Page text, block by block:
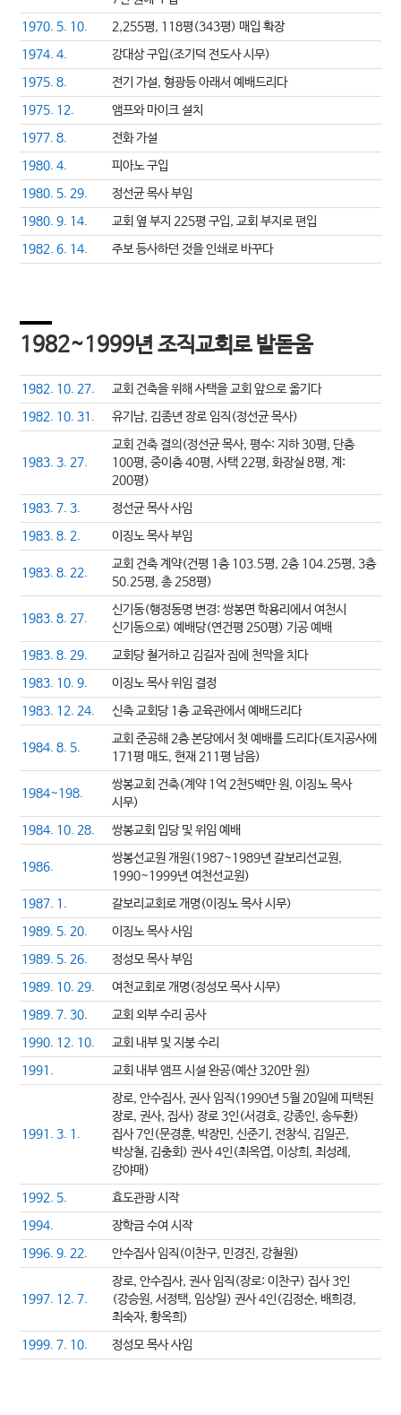
1970. 5. 10.
2,255평, 118평(343평) 매입 확장
1974. 4.
강대상 구입(조기덕 전도사 시무)
1975. 8.
전기 가설, 형광등 아래서 예배드리다
1975. 12.
앰프와 마이크 설치
1977. 8.
전화 가설
1980. 4.
피아노 구입
1980. 5. 29.
정선균 목사 부임
1980. 9. 14.
교회 옆 부지 225평 구입, 교회 부지로 편입
1982. 6. 14.
주보 등사하던 것을 인쇄로 바꾸다
1982~1999년 조직교회로 발돋움
1982. 10. 27.
교회 건축을 위해 사택을 교회 앞으로 옮기다
1982. 10. 31.
유기남, 김종년 장로 임직(정선균 목사)
1983. 3. 27.
교회 건축 결의(정선균 목사, 평수: 지하 30평, 단층
100평, 중이층 40평, 사택 22평, 화장실 8평, 계:
200평)
1983. 7. 3.
정선균 목사 사임
1983. 8. 2.
이징노 목사 부임
1983. 8. 22.
교회 건축 계약(건평 1층 103.5평, 2층 104.25평, 3층
50.25평, 총 258평)
1983. 8. 27.
신기동(행정동명 변경: 쌍봉면 학용리에서 여천시
신기동으로) 예배당(연건평 250평) 기공 예배
1983. 8. 29.
교회당 철거하고 김길자 집에 천막을 치다
1983. 10. 9.
이징노 목사 위임 결정
1983. 12. 24.
신축 교회당 1층 교육관에서 예배드리다
1984. 8. 5.
교회 준공해 2층 본당에서 첫 예배를 드리다(토지공사에
171평 매도, 현재 211평 남음)
1984~198.
쌍봉교회 건축(계약 1억 2천5백만 원, 이징노 목사
시무)
1984. 10. 28.
쌍봉교회 입당 및 위임 예배
1986.
쌍봉선교원 개원(1987~1989년 갈보리선교원,
1990~1999년 여천선교원)
1987. 1.
갈보리교회로 개명(이징노 목사 시무)
1989. 5. 20.
이징노 목사 사임
1989. 5. 26.
정성모 목사 부임
1989. 10. 29.
여천교회로 개명(정성모 목사 시무)
1989. 7. 30.
교회 외부 수리 공사
1990. 12. 10.
교회 내부 및 지붕 수리
1991.
교회 내부 앰프 시설 완공(예산 320만 원)
1991. 3. 1.
장로, 안수집사, 권사 임직(1990년 5월 20일에 피택된
장로, 권사, 집사) 장로 3인(서경호, 강종인, 송두환)
집사 7인(문경훈, 박장민, 신준기, 전창식, 김일곤,
박상철, 김충회) 권사 4인(최옥엽, 이상희, 최성례,
강야매)
1992. 5.
효도관광 시작
1994.
장학금 수여 시작
1996. 9. 22.
안수집사 임직(이찬구, 민경진, 강철원)
1997. 12. 7.
장로, 안수집사, 권사 임직(장로: 이찬구) 집사 3인
(강승원, 서정택, 임상일) 권사 4인(김정순, 배희경,
최숙자, 황옥희)
1999. 7. 10.
정성모 목사 사임